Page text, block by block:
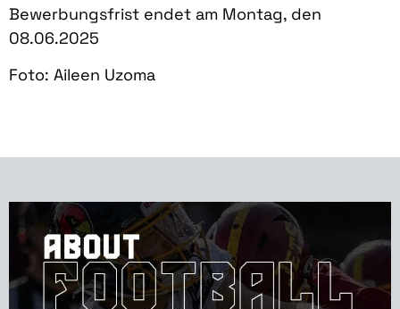
Bewerbungsfrist endet am Montag, den
08.06.2025
Foto: Aileen Uzoma